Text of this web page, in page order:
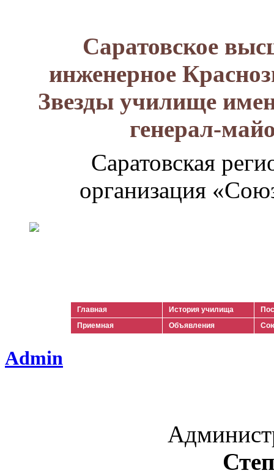
Саратовское
инженерное
Звезды училище
генерал-
Саратовская
организация
Главная История училища
Приемная
Объявления
Admin